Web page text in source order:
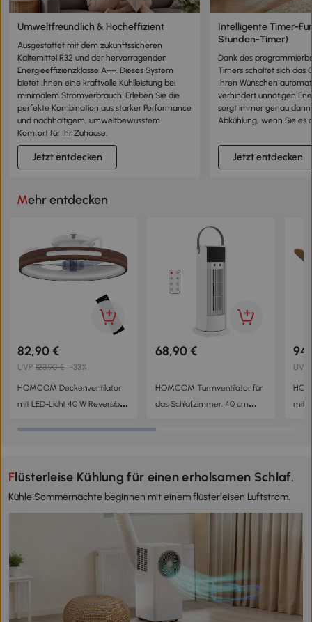
Jetzt entdecken
Umweltfreundlich & Hocheffizient
Ausgestattet mit dem zukunftssicheren
Kältemittel R32 und der hervorragenden
Energieeffizienzklasse A++. Dieses System
bietet Ihnen eine kraftvolle Kühlleistung bei
minimalem Stromverbrauch. Erleben Sie die
perfekte Kombination aus starker Performance
und nachhaltigem, umweltbewusstem
Komfort für Ihr Zuhause.
Jetzt entdecken
Intelligente Timer-
Stunden-Timer)
Dank des
Timers schaltet sich das
Ihren Wünschen
verhindert unnötigen
sorgt immer genau
Abkühlung, wenn Sie es
Mehr entdecken
82,90 €
UVP 123,90 € -33%
HOMCOM Deckenventilator
mit LED-Licht 40 W Reversibler
68,90 €
HOMCOM Turmventilator für
das Schlafzimmer, 40 cm
UVP
mit
Flüsterleise Kühlung für einen erholsamen Schlaf.
Kühle Sommernächte beginnen mit einem flüsterleisen Luftstrom.